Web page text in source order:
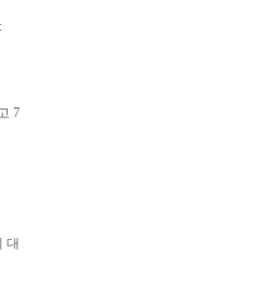
7
대